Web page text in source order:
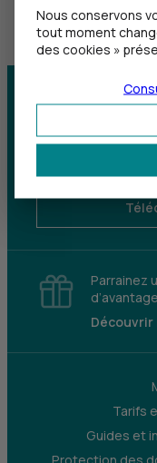
Centre d'aide
Sourds et
Parrainez
Tarifs
Guides et
Nous conservons
tout moment
des cookies »